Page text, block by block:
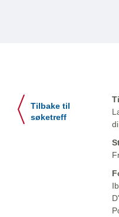
Tilbake til
søketreff